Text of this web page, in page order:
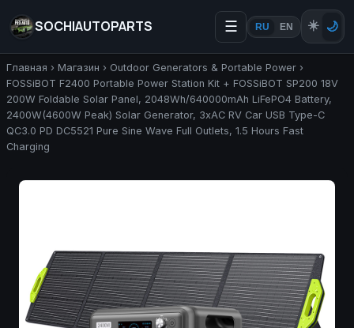
SOCHIAUTOPARTS ☰ RU EN ☀️ 🌙
Главная › Магазин › Outdoor Generators & Portable Power ›
FOSSiBOT F2400 Portable Power Station Kit + FOSSiBOT SP200 18V
200W Foldable Solar Panel, 2048Wh/640000mAh LiFePO4 Battery,
2400W(4600W Peak) Solar Generator, 3xAC RV Car USB Type-C
QC3.0 PD DC5521 Pure Sine Wave Full Outlets, 1.5 Hours Fast
Charging